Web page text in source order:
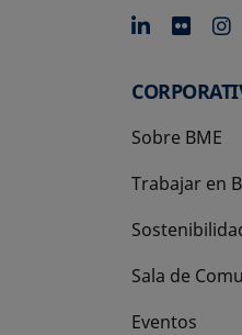
se se
Sobre BME
Trabajar en
Sala de
Eventos